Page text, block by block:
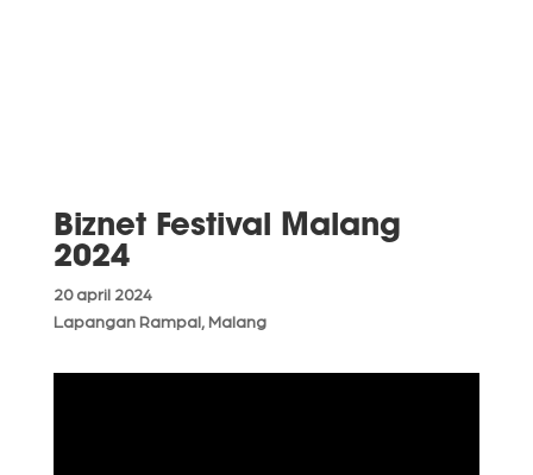
Biznet Festival Malang
2024
20 april 2024
Lapangan Rampal, Malang